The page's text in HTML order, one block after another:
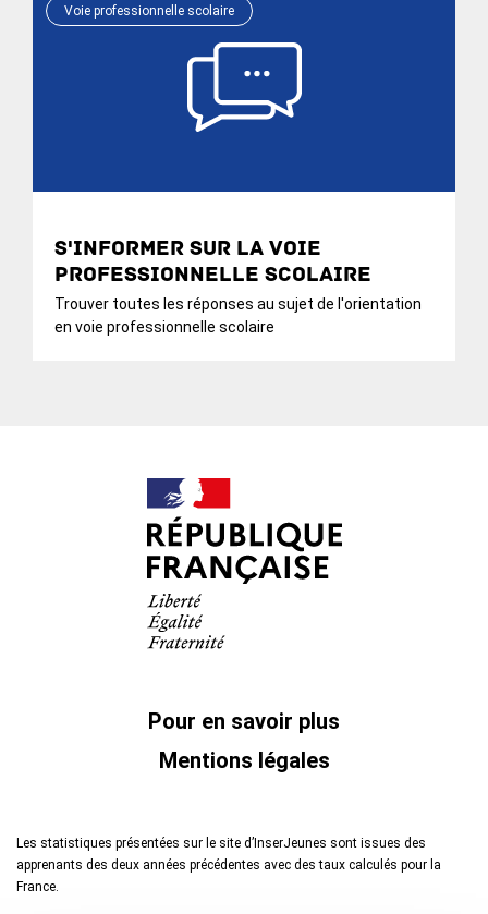
Voie professionnelle scolaire
S'informer sur la voie
professionnelle scolaire
Trouver toutes les réponses au sujet de l'orientation
en voie professionnelle scolaire
Pour en savoir plus
Mentions légales
Les statistiques présentées sur le site d’InserJeunes sont issues des
apprenants des deux années précédentes avec des taux calculés pour la
France.